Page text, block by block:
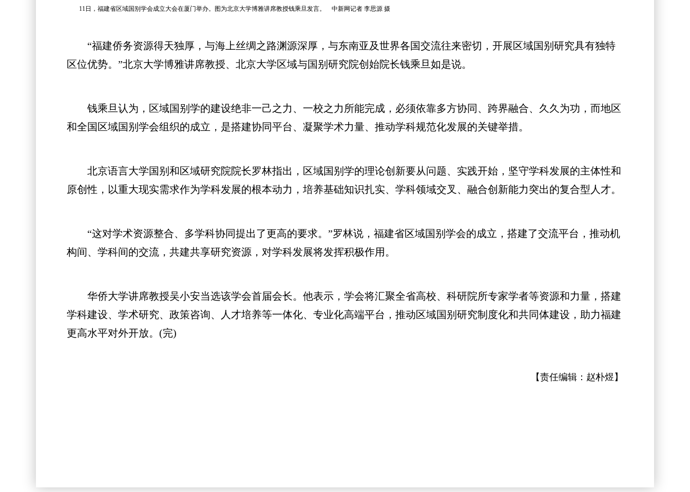
11日，福建省区域国别学会成立大会在厦门举办。图为北京大学博雅讲席教授钱乘旦发言。 中新网记者 李思源 摄
“福建侨务资源得天独厚，与海上丝绸之路渊源深厚，与东南亚及世界各国交流往来密切，开展区域国别研究具有独特
区位优势。”北京大学博雅讲席教授、北京大学区域与国别研究院创始院长钱乘旦如是说。
钱乘旦认为，区域国别学的建设绝非一己之力、一校之力所能完成，必须依靠多方协同、跨界融合、久久为功，而地区
和全国区域国别学会组织的成立，是搭建协同平台、凝聚学术力量、推动学科规范化发展的关键举措。
北京语言大学国别和区域研究院院长罗林指出，区域国别学的理论创新要从问题、实践开始，坚守学科发展的主体性和
原创性，以重大现实需求作为学科发展的根本动力，培养基础知识扎实、学科领域交叉、融合创新能力突出的复合型人才。
“这对学术资源整合、多学科协同提出了更高的要求。”罗林说，福建省区域国别学会的成立，搭建了交流平台，推动机
构间、学科间的交流，共建共享研究资源，对学科发展将发挥积极作用。
华侨大学讲席教授吴小安当选该学会首届会长。他表示，学会将汇聚全省高校、科研院所专家学者等资源和力量，搭建
学科建设、学术研究、政策咨询、人才培养等一体化、专业化高端平台，推动区域国别研究制度化和共同体建设，助力福建
更高水平对外开放。(完)
【责任编辑： 赵朴煜 】